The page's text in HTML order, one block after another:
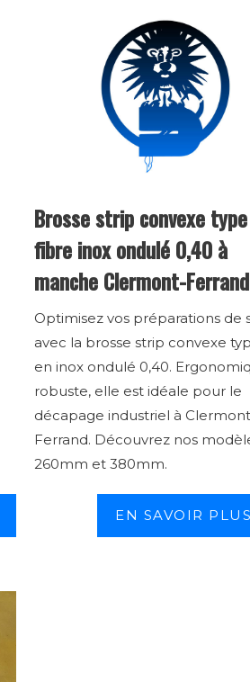
Brosse strip convexe
fibre inox ondulé 0,40 à
manche Clermont-Ferrand
Optimisez vos préparations de
avec la brosse strip convexe
en inox ondulé 0,40.
robuste, elle est idéale pour le
décapage industriel à
Ferrand. Découvrez nos
260mm et 380mm.
EN SAVOIR PLUS